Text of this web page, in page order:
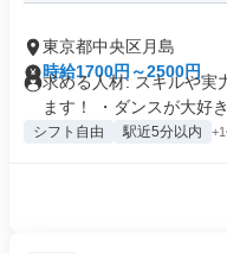
東京都中央区月島
時給1700円～2500円
求める人材: スキルや実
ます！ ・ダンスが大好き
シフト自由 駅近5分以内